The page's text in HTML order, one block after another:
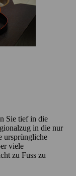
Sie tief in die
in die nur
ursprüngliche
viele
zu Fuss zu